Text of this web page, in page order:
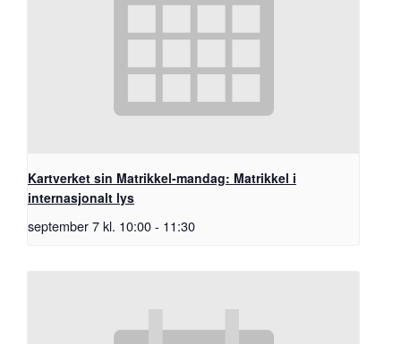
Kartverket sin Matrikkel-mandag: Matrikkel i
internasjonalt lys
september 7 kl. 10:00- 11:30